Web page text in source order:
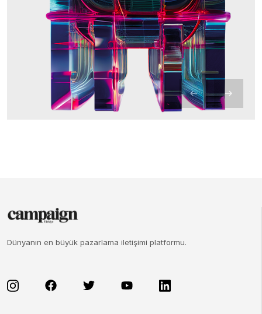
Dünyanın en büyük pazarlama iletişimi platformu.